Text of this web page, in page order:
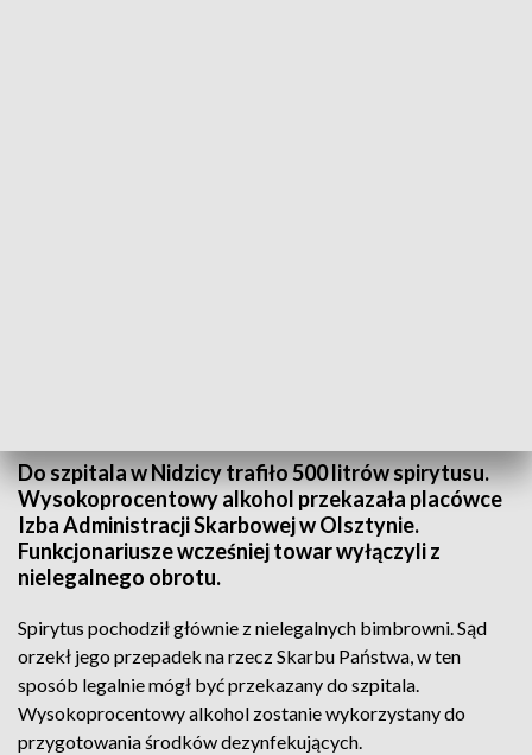
Do szpitala w Nidzicy trafiło 500 litrów spirytusu.
Wysokoprocentowy alkohol przekazała placówce
Izba Administracji Skarbowej w Olsztynie.
Funkcjonariusze wcześniej towar wyłączyli z
nielegalnego obrotu.
Spirytus pochodził głównie z nielegalnych bimbrowni. Sąd
orzekł jego przepadek na rzecz Skarbu Państwa, w ten
sposób legalnie mógł być przekazany do szpitala.
Wysokoprocentowy alkohol zostanie wykorzystany do
przygotowania środków dezynfekujących.